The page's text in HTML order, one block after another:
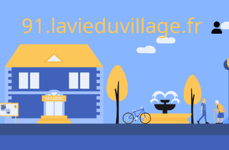
91.lavieduvillage.fr